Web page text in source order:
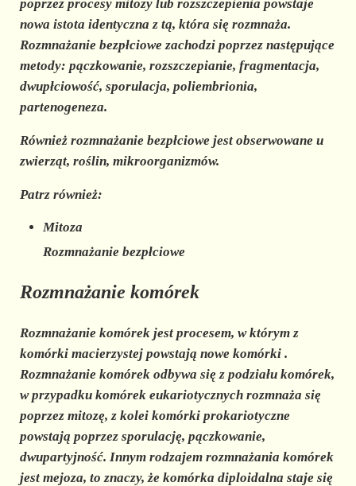
poprzez procesy mitozy lub rozszczepienia powstaje
nowa istota identyczna z tą, która się rozmnaża.
Rozmnażanie bezpłciowe zachodzi poprzez następujące
metody: pączkowanie, rozszczepianie, fragmentacja,
dwupłciowość, sporulacja, poliembrionia,
partenogeneza.
Również rozmnażanie bezpłciowe jest obserwowane u
zwierząt, roślin, mikroorganizmów.
Patrz również:
Mitoza
Rozmnażanie bezpłciowe
Rozmnażanie komórek
Rozmnażanie komórek jest procesem, w którym z
komórki macierzystej powstają nowe komórki.
Rozmnażanie komórek odbywa się z podziału komórek,
w przypadku komórek eukariotycznych rozmnaża się
poprzez mitozę, z kolei komórki prokariotyczne
powstają poprzez sporulację, pączkowanie,
dwupartyjność. Innym rodzajem rozmnażania komórek
jest mejoza, to znaczy, że komórka diploidalna staje się